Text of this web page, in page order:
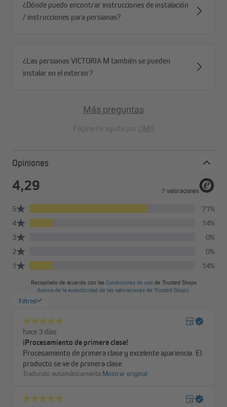
Persiana veneciana de madera o bambú - Crea
un ambiente cálido y acogedor
Calidez, estilo y naturaleza en un solo gesto decorativo: elige las
persianas venecianas de madera o bambú. Con su elegancia
natural y autenticidad, aportan encanto y confort inmediato a
cualquier espacio. Ya sea en el salón, el dormitorio o la cocina, se
integran con armonía en todos los estilos y ambientes.
Su mayor ventaja: una adaptabilidad excepcional.
tradicional, estas venecianas se ajustan a todas las decoraciones:
En interiores modernos y luminosos, apuesta por tonos claros o
naturales que aportan una luz suave y una atmósfera serena.
Si te atrae el estilo escandinavo, sus líneas limpias, texturas
conexión con la naturaleza.
¿Dónde puedo encontrar instrucciones de instalación
/ instrucciones para persianas?
¿Las persianas VICTORIA M también se pueden
instalar en el exterior?
Más preguntas
Página de ayuda por OMQ
Opiniones